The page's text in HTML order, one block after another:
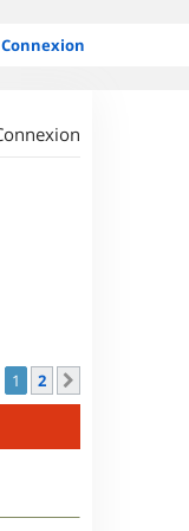
Connexion
1 2